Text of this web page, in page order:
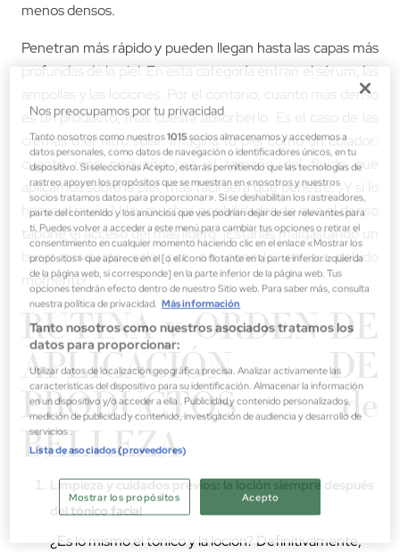
menos densos.
Penetran más rápido y pueden llegan hasta las capas más
profundas de la piel. En esta categoría entran el sérum, las
ampollas y las lociones. Por el contario, cuanto más denso
es un producto, más cuesta absorberlo. Es el caso de las
cremas o el filtro solar. Imagina tu piel como un colador:
cuanto más pequeño sea el tamaño del fluido que
aplicamos sobre la piel, más fácil será que penetre. ¿Y si lo
haces al revés? Hay muchas posibilidades de que el denso
tapone el acceso del más ligero. ¡Estarías malgastando un
buen producto solo por no ponerlo en su debido
momento!
RUTINA y ORDEN DE
APLICACIÓN DE
PRODUCTOS de
BELLEZA
Limpieza y cuidados previos: la loción siempre después
deltónico facial
¿Es lo mismo el tónico y la loción? Definitivamente,
Nos preocupamos por tu privacidad
Tanto nosotros como nuestros1015 socios almacenamos y accedemos a
datos personales, como datos de navegación o identificadores únicos, en tu
dispositivo. Si seleccionas Acepto, estarás permitiendo que las tecnologías de
rastreo apoyen los propósitos que se muestran en «nosotros y nuestros
socios tratamos datos para proporcionar». Si se deshabilitan los rastreadores,
parte del contenido y los anuncios que ves podrían dejar de ser relevantes para
ti. Puedes volver a acceder a este menú para cambiar tus opciones o retirar el
consentimiento en cualquier momento haciendo clic en el enlace «Mostrar los
propósitos» que aparece en el [o el ícono flotante en la parte inferior izquierda
de la página web, si corresponde] en la parte inferior de la página web. Tus
opciones tendrán efecto dentro de nuestro Sitio web. Para saber más, consulta
nuestra política de privacidad. Más información
Tanto nosotros como nuestros asociados tratamos los
datos para proporcionar:
Utilizar datos de localización geográfica precisa. Analizar activamente las
características del dispositivo para su identificación. Almacenar la información
en un dispositivo y/o acceder a ella . Publicidad y contenido personalizados,
medición de publicidad y contenido, investigación de audiencia y desarrollo de
servicios .
Lista de asociados (proveedores)
Acepto
Mostrar los propósitos